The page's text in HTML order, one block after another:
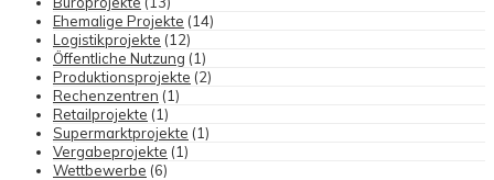
Ehemalige Projekte (14)
Logistikprojekte (12)
Öffentliche Nutzung (1)
Produktionsprojekte (2)
Rechenzentren (1)
Retailprojekte (1)
Supermarktprojekte (1)
Vergabeprojekte (1)
Wettbewerbe (6)